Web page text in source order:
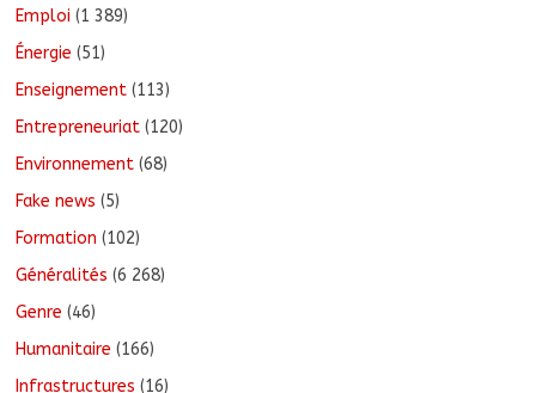
Emploi (1 389)
Énergie (51)
Enseignement (113)
Entrepreneuriat (120)
Environnement (68)
Fake news (5)
Formation (102)
Généralités (6 268)
Genre (46)
Humanitaire (166)
Infrastructures (16)